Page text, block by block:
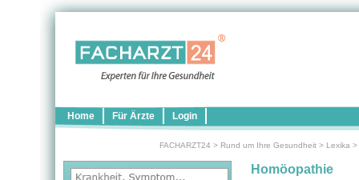
Home Für Ärzte Login
FACHARZT24 > Rund um Ihre Gesundheit > Lexika >
Homöopathie